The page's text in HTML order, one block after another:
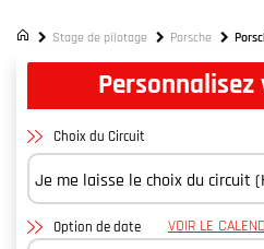
Stage de pilotage Porsche
Choix du Circuit
Option de date VOIR LE